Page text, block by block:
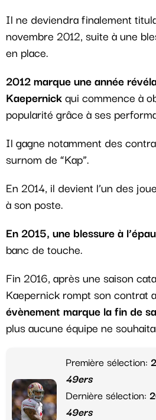
Il ne deviendra finalement
novembre 2012, suite à une
en place.
2012 marque une année
Kaepernickqui commence à
popularité grâce à ses
Il gagne notamment des
surnom de “Kap”.
En 2014, il devient l’un des
à son poste.
En 2015, une blessure à
banc de touche.
Fin 2016, après une saison
Kaepernick rompt son contrat
évènement marque la fin de
plus aucune équipe ne
Première sélection:
49ers
Dernière sélection:
49ers